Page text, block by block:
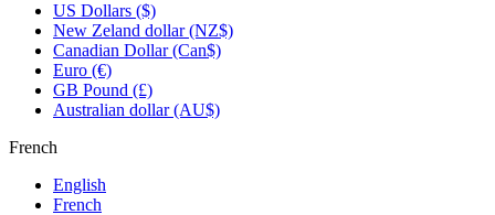
US Dollars ($)
New Zeland dollar (NZ$)
Canadian Dollar (Can$)
Euro (€)
GB Pound (£)
Australian dollar (AU$)
French
English
French